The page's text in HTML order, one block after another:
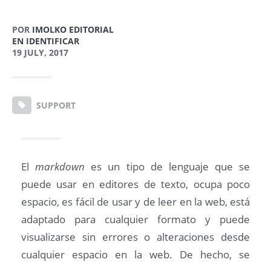
POR IMOLKO EDITORIAL
EN IDENTIFICAR
19 JULY, 2017
SUPPORT
Elmarkdown es un tipo de lenguaje que se
puede usar en editores de texto, ocupa poco
espacio, es fácil de usar y de leer en la web, está
adaptado para cualquier formato y puede
visualizarse sin errores o alteraciones desde
cualquier espacio en la web. De hecho, se